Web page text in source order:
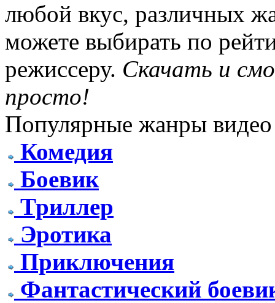
любой вкус, различных
можете выбирать по
режиссеру. Скачать и
просто!
Популярные жанры видео
Комедия
Боевик
Триллер
Эротика
Приключения
Фантастический